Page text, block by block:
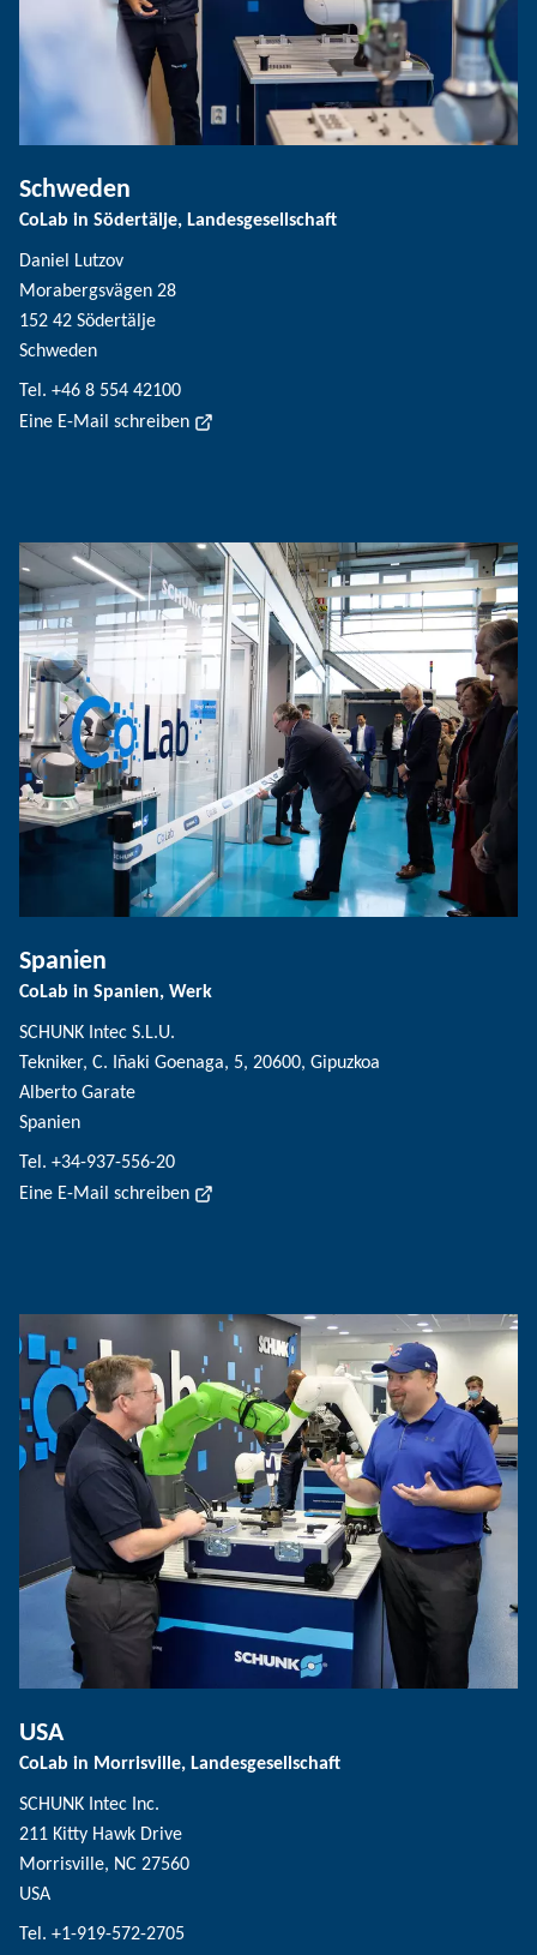
Schweden
CoLab in Södertälje, Landesgesellschaft
Daniel Lutzov
Morabergsvägen 28
152 42 Södertälje
Schweden
Tel. +46 8 554 42100
Eine E-Mail schreiben
Spanien
CoLab in Spanien, Werk
SCHUNK Intec S.L.U.
Tekniker, C. Iñaki Goenaga, 5, 20600, Gipuzkoa
Alberto Garate
Spanien
Tel. +34-937-556-20
Eine E-Mail schreiben
USA
CoLab in Morrisville, Landesgesellschaft
SCHUNK Intec Inc.
211 Kitty Hawk Drive
Morrisville, NC 27560
USA
Tel. +1-919-572-2705